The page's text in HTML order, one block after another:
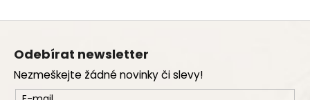
Z
Odebírat newsletter
Nezmeškejte žádné novinky či slevy!